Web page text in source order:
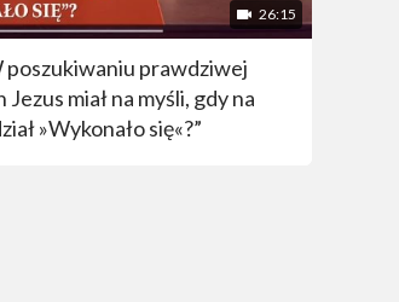
26:15
poszukiwaniu prawdziwej
Jezus miał na myśli, gdy na
»Wykonało się«?”